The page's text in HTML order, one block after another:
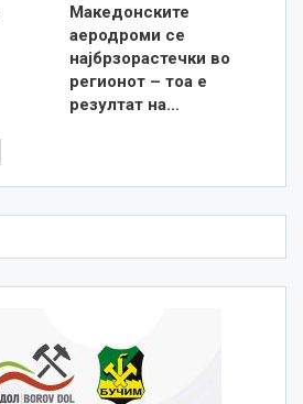
Македонските
аеродроми се
најбрзорастечки во
регионот – тоа е
резултат на…